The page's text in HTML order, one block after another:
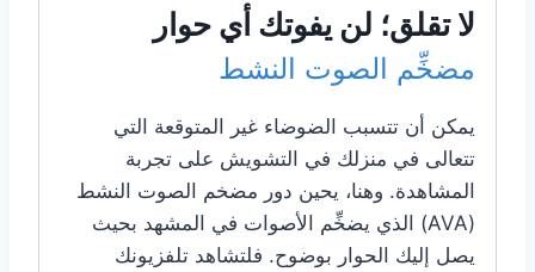
لا تقلق؛ لن يفوتك أي حوار
مضخِّم الصوت النشط
يمكن أن تتسبب الضوضاء غير المتوقعة التي
تتعالى في منزلك في التشويش على تجربة
المشاهدة. وهنا، يحين دور مضخم الصوت النشط
(AVA) الذي يضخِّم الأصوات في المشهد بحيث
يصل إليك الحوار بوضوح. فلتشاهد تلفزيونك